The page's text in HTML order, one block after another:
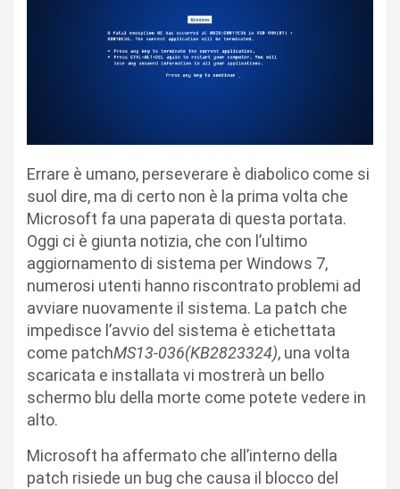
Errare è umano, perseverare è diabolico come si
suol dire, ma di certo non è la prima volta che
Microsoft fa una paperata di questa portata.
Oggi ci è giunta notizia, che con l’ultimo
aggiornamento di sistema per Windows 7,
numerosi utenti hanno riscontrato problemi ad
avviare nuovamente il sistema. La patch che
impedisce l’avvio del sistema è etichettata
come patchMS13-036(KB2823324), una volta
scaricata e installata vi mostrerà un bello
schermo blu della morte come potete vedere in
alto.
Microsoft ha affermato che all’interno della
patch risiede un bug che causa il blocco del